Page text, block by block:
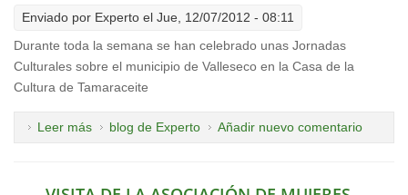
Enviado por Experto el Jue, 12/07/2012 - 08:11
Durante toda la semana se han celebrado unas Jornadas
Culturales sobre el municipio de Valleseco en la Casa de la
Cultura de Tamaraceite
Leer más sobre JORNADAS DE VALLESECO EN
TAMARACEITE
blog de Experto Añadir nuevo comentario